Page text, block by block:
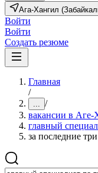
Ага-Хангил
Войти
Войти
Создать резюме
Главная
/
... /
вакансии в Аге-
главный
за последние